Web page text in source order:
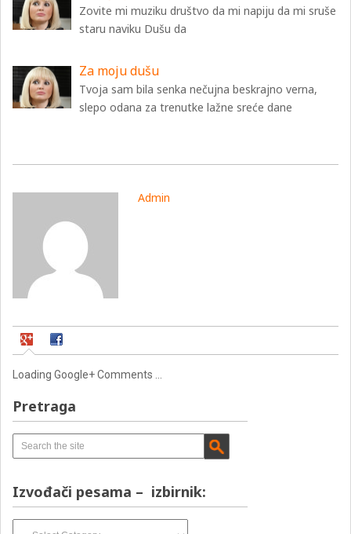
Zovite mi muziku društvo da mi napiju da mi sruše
staru naviku Dušu da
Za moju dušu
Tvoja sam bila senka nečujna beskrajno verna,
slepo odana za trenutke lažne sreće dane
Admin
Loading Google+ Comments ...
Pretraga
Izvođači pesama – izbirnik: